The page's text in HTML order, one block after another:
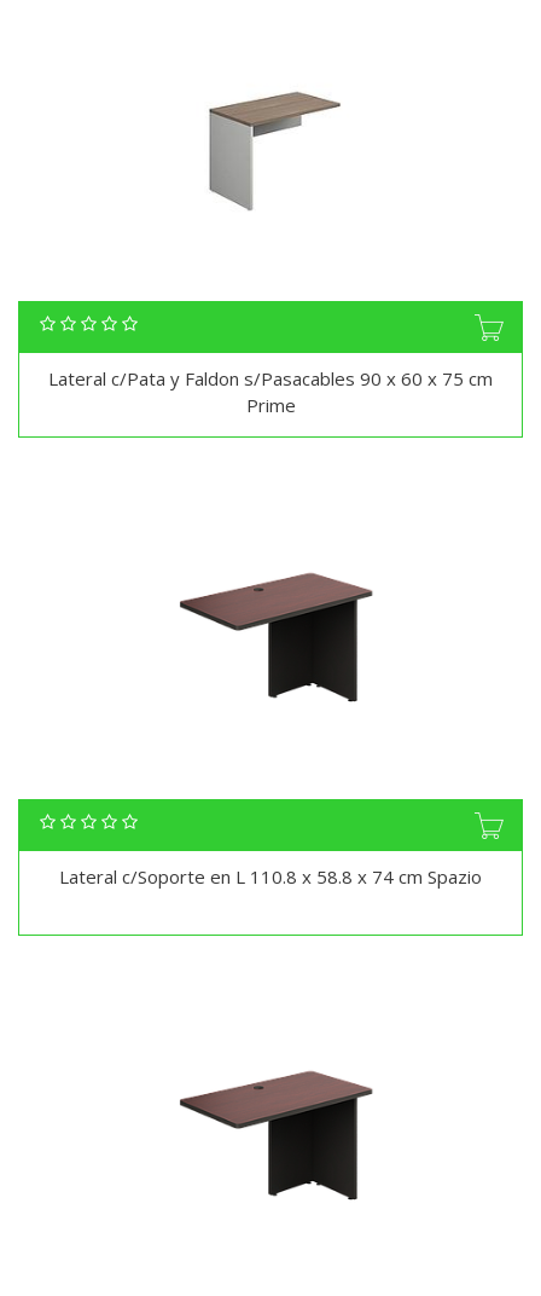
Lateral c/Pata y Faldon s/Pasacables 90 x 60 x 75 cm
Prime
Lateral c/Soporte en L 110.8 x 58.8 x 74 cm Spazio